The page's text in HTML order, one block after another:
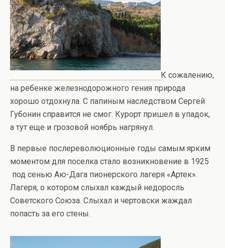
К сожалению,
на ребенке железнодорожного гения природа
хорошо отдохнула. С папиным наследством Сергей
Губонин справится не смог. Курорт пришел в упадок,
а тут еще и грозовой ноябрь нагрянул.
В первые послереволюционные годы самым ярким
моментом для поселка стало возникновение в 1925
под сенью Аю-Дага пионерского лагеря «Артек».
Лагеря, о котором слыхал каждый недоросль
Советского Союза. Слыхал и чертовски жаждал
попасть за его стены.